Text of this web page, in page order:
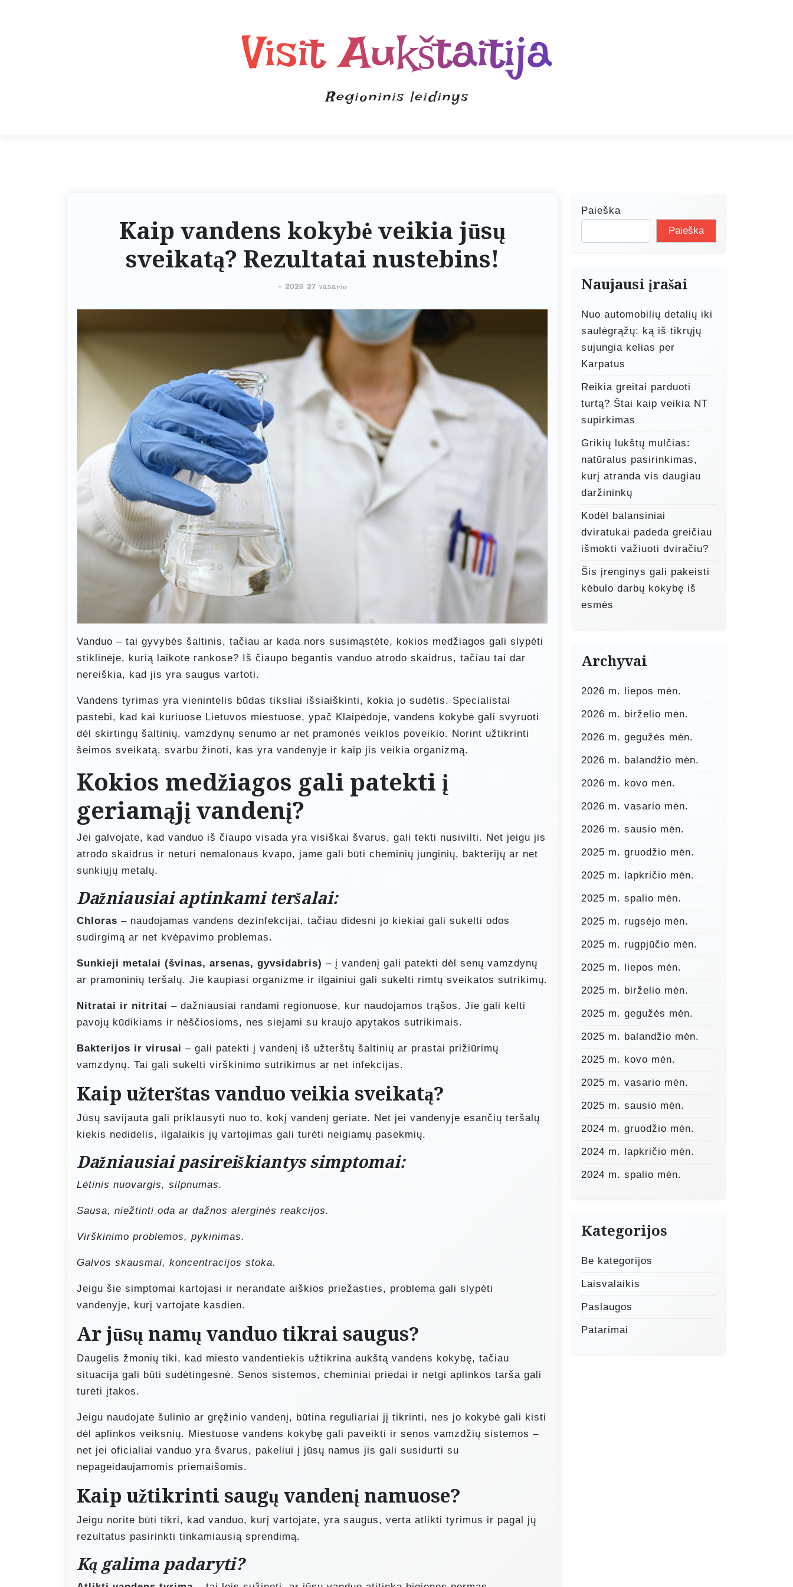
Visit Aukštaitija
Regioninis leidinys
Kaip vandens kokybė veikia jūsų
sveikatą? Rezultatai nustebins!
- 2025 27 vasario
Vanduo – tai gyvybės šaltinis, tačiau ar kada nors susimąstėte, kokios medžiagos gali slypėti
stiklinėje, kurią laikote rankose? Iš čiaupo bėgantis vanduo atrodo skaidrus, tačiau tai dar
nereiškia, kad jis yra saugus vartoti.
Vandens tyrimas yra vienintelis būdas tiksliai išsiaiškinti, kokia jo sudėtis. Specialistai
pastebi, kad kai kuriuose Lietuvos miestuose, ypač Klaipėdoje, vandens kokybė gali svyruoti
dėl skirtingų šaltinių, vamzdynų senumo ar net pramonės veiklos poveikio. Norint užtikrinti
šeimos sveikatą, svarbu žinoti, kas yra vandenyje ir kaip jis veikia organizmą.
Kokios medžiagos gali patekti į
geriamąjį vandenį?
Jei galvojate, kad vanduo iš čiaupo visada yra visiškai švarus, gali tekti nusivilti. Net jeigu jis
atrodo skaidrus ir neturi nemalonaus kvapo, jame gali būti cheminių junginių, bakterijų ar net
sunkiųjų metalų.
Dažniausiai aptinkami teršalai:
Chloras – naudojamas vandens dezinfekcijai, tačiau didesni jo kiekiai gali sukelti odos
sudirgimą ar net kvėpavimo problemas.
Sunkieji metalai (švinas, arsenas, gyvsidabris) – į vandenį gali patekti dėl senų vamzdynų
ar pramoninių teršalų. Jie kaupiasi organizme ir ilgainiui gali sukelti rimtų sveikatos sutrikimų.
Nitratai ir nitritai – dažniausiai randami regionuose, kur naudojamos trąšos. Jie gali kelti
pavojų kūdikiams ir nėščiosioms, nes siejami su kraujo apytakos sutrikimais.
Bakterijos ir virusai – gali patekti į vandenį iš užterštų šaltinių ar prastai prižiūrimų
vamzdynų. Tai gali sukelti virškinimo sutrikimus ar net infekcijas.
Kaip užterštas vanduo veikia sveikatą?
Jūsų savijauta gali priklausyti nuo to, kokį vandenį geriate. Net jei vandenyje esančių teršalų
kiekis nedidelis, ilgalaikis jų vartojimas gali turėti neigiamų pasekmių.
Dažniausiai pasireiškiantys simptomai:
Lėtinis nuovargis, silpnumas.
Sausa, niežtinti oda ar dažnos alerginės reakcijos.
Virškinimo problemos, pykinimas.
Galvos skausmai, koncentracijos stoka.
Jeigu šie simptomai kartojasi ir nerandate aiškios priežasties, problema gali slypėti
vandenyje, kurį vartojate kasdien.
Ar jūsų namų vanduo tikrai saugus?
Daugelis žmonių tiki, kad miesto vandentiekis užtikrina aukštą vandens kokybę, tačiau
situacija gali būti sudėtingesnė. Senos sistemos, cheminiai priedai ir netgi aplinkos tarša gali
turėti įtakos.
Jeigu naudojate šulinio ar gręžinio vandenį, būtina reguliariai jį tikrinti, nes jo kokybė gali kisti
dėl aplinkos veiksnių. Miestuose vandens kokybę gali paveikti ir senos vamzdžių sistemos –
net jei oficialiai vanduo yra švarus, pakeliui į jūsų namus jis gali susidurti su
nepageidaujamomis priemaišomis.
Kaip užtikrinti saugų vandenį namuose?
Jeigu norite būti tikri, kad vanduo, kurį vartojate, yra saugus, verta atlikti tyrimus ir pagal jų
rezultatus pasirinkti tinkamiausią sprendimą.
Ką galima padaryti?
Paieška
Paieška
Naujausi įrašai
Nuo automobilių detalių iki
saulėgrąžų: ką iš tikrųjų
sujungia kelias per
Karpatus
Reikia greitai parduoti
turtą? Štai kaip veikia NT
supirkimas
Grikių lukštų mulčias:
natūralus pasirinkimas,
kurį atranda vis daugiau
daržininkų
Kodėl balansiniai
dviratukai padeda greičiau
išmokti važiuoti dviračiu?
Šis įrenginys gali pakeisti
kėbulo darbų kokybę iš
esmės
Archyvai
2026 m. liepos mėn.
2026 m. birželio mėn.
2026 m. gegužės mėn.
2026 m. balandžio mėn.
2026 m. kovo mėn.
2026 m. vasario mėn.
2026 m. sausio mėn.
2025 m. gruodžio mėn.
2025 m. lapkričio mėn.
2025 m. spalio mėn.
2025 m. rugsėjo mėn.
2025 m. rugpjūčio mėn.
2025 m. liepos mėn.
2025 m. birželio mėn.
2025 m. gegužės mėn.
2025 m. balandžio mėn.
2025 m. kovo mėn.
2025 m. vasario mėn.
2025 m. sausio mėn.
2024 m. gruodžio mėn.
2024 m. lapkričio mėn.
2024 m. spalio mėn.
Kategorijos
Be kategorijos
Laisvalaikis
Paslaugos
Patarimai